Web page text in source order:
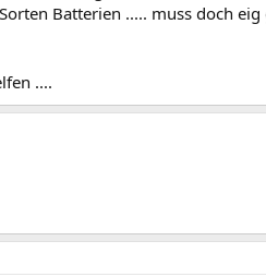
Batterien ..... muss doch
....